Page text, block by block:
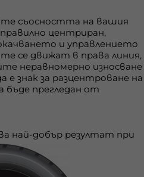
съосността на вашия
центриран,
и управлението
се движат в права линия,
неравномерно износване
знак за разцентроване на
прегледан от
най-добър резултат при